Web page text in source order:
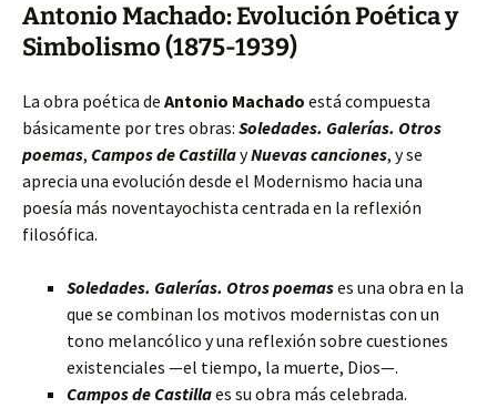
Antonio Machado: Evolución Poética y
Simbolismo (1875-1939)
La obra poética de Antonio Machado está compuesta
básicamente por tres obras: Soledades. Galerías. Otros
poemas, Campos de CastillayNuevas canciones, y se
aprecia una evolución desde el Modernismo hacia una
poesía más noventayochista centrada en la reflexión
filosófica.
Soledades. Galerías. Otros poemases una obra en la
que se combinan los motivos modernistas con un
tono melancólico y una reflexión sobre cuestiones
existenciales —el tiempo, la muerte, Dios—.
Campos de Castillaes su obra más celebrada.